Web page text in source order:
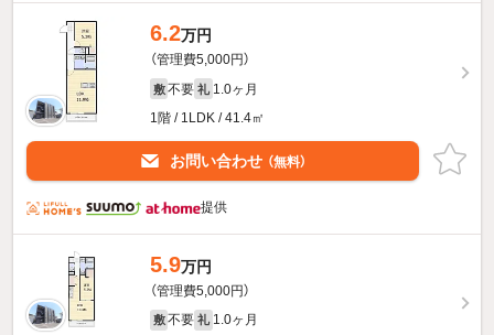
6.2万円
（管理費5,000円）
敷 不要 礼 1.0ヶ月
1階 / 1LDK / 41.4㎡
お問い合わせ （無料）
提供
5.9万円
（管理費5,000円）
敷 不要 礼 1.0ヶ月